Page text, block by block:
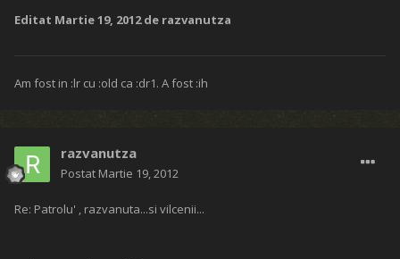
Editat Martie 19, 2012de razvanutza
Am fost in :lr cu :old ca :dr1. A fost :ih
razvanutza
Postat Martie 19, 2012
Re: Patrolu' , razvanuta...si vilcenii...